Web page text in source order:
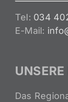
Tel: 034
E-Mail:
Das